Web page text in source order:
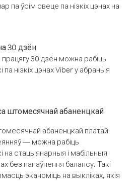
па ўсім свеце па нізкіх цэнах на
30 дзён
30 дзён можна рабіць
па нізкіх цэнах Viber у абраныя
штомесячнай абаненцкай
абаненцкай платай
— можна рабіць
на стацыянарныя і мабільныя
без папаўнення балансу. Такі
эканоміць на выкліках, якія